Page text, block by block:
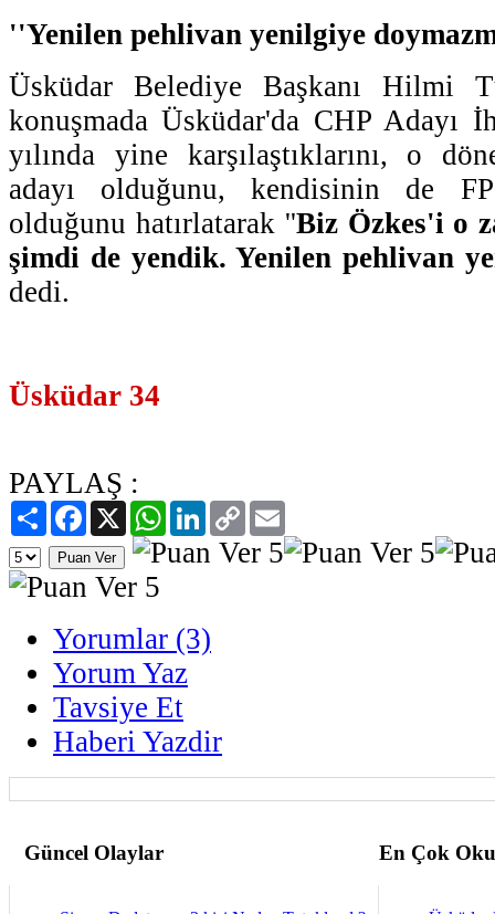
''Yenilen pehlivan yenilgiye
Üsküdar Belediye Başkanı Hilmi
konuşmada Üsküdar'da CHP Adayı
yılında yine karşılaştıklarını, o
adayı olduğunu, kendisinin de
olduğunu hatırlatarak ''Biz Özkes'i o
şimdi de yendik. Yenilen pehlivan
dedi.
Üsküdar 34
PAYLAŞ :
PaylaşFacebook
X WhatsAppLinkedIn
Copy
Link
Yorumlar (3)
Yorum Yaz
Tavsiye Et
Haberi Yazdir
Güncel Olaylar En Çok